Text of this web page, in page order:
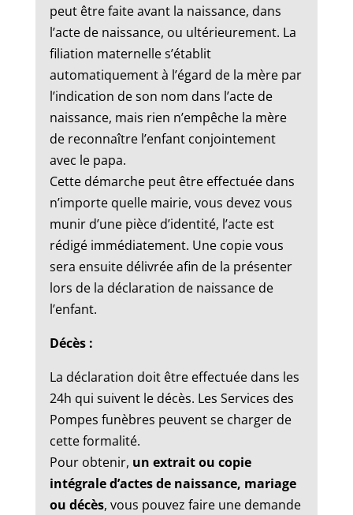
peut être faite avant la naissance, dans
l’acte de naissance, ou ultérieurement. La
filiation maternelle s’établit
automatiquement à l’égard de la mère par
l’indication de son nom dans l’acte de
naissance, mais rien n’empêche la mère
de reconnaître l’enfant conjointement
avec le papa.
Cette démarche peut être effectuée dans
n’importe quelle mairie, vous devez vous
munir d’une pièce d’identité, l’acte est
rédigé immédiatement. Une copie vous
sera ensuite délivrée afin de la présenter
lors de la déclaration de naissance de
l’enfant.
Décès :
La déclaration doit être effectuée dans les
24h qui suivent le décès. Les Services des
Pompes funèbres peuvent se charger de
cette formalité.
Pour obtenir, un extrait ou copie
intégrale d’actes de naissance, mariage
ou décès, vous pouvez faire une demande